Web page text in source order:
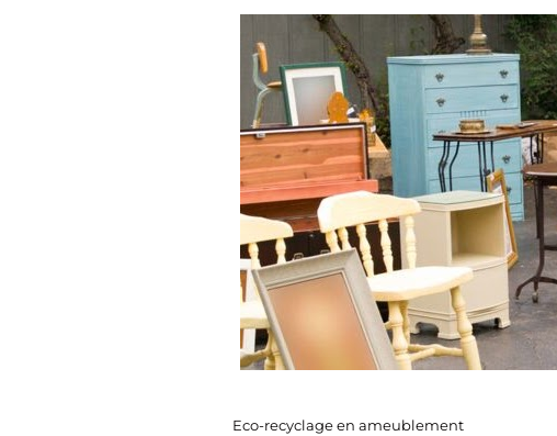
Eco-recyclage en ameublement